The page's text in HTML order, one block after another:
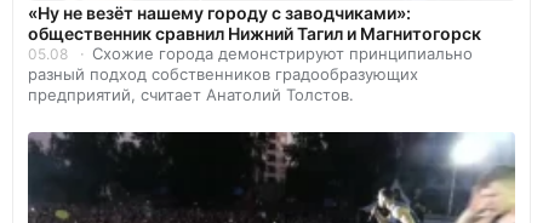
«Ну не везёт нашему городу с заводчиками»:
общественник сравнил Нижний Тагил и Магнитогорск
05.08
Схожие города демонстрируют принципиально
разный подход собственников градообразующих
предприятий, считает Анатолий Толстов.